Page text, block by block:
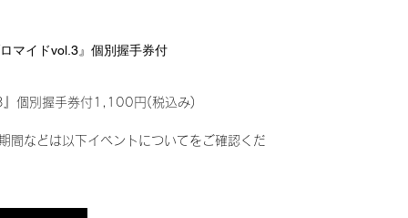
マイドvol.3』個別握手券付
』個別握手券付1,100円(税込み)
間などは以下イベントについてをご確認くだ